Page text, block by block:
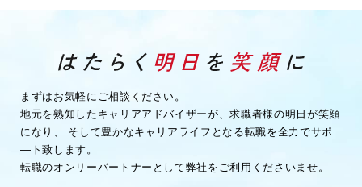
まずはお気軽にご相談ください。
地元を熟知したキャリアアドバイザーが、求職者様の明日が笑顔
になり、
そして豊かなキャリアライフとなる転職を全力でサポ
―ト致します。
転職のオンリーパートナーとして弊社をご利用くださいませ。